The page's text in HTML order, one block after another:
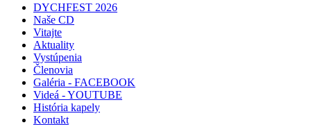
DYCHFEST 2026
Naše CD
Vitajte
Aktuality
Vystúpenia
Členovia
Galéria - FACEBOOK
Videá - YOUTUBE
História kapely
Kontakt